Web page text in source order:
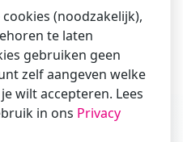
in waarmee je
cursist?
(noodzakelijk),
te laten
gebruiken geen
zelf aangeven welke
wilt accepteren. Lees
in ons Privacy